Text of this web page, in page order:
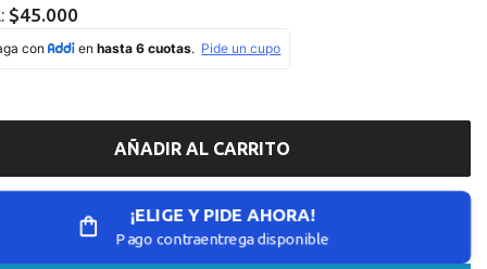
Missing
interpolation
value
&quot;producto&quot;
cantidad
$45.000
AÑADIR AL CARRITO
¡ELIGE Y PIDE AHORA!
Pago contraentrega disponible